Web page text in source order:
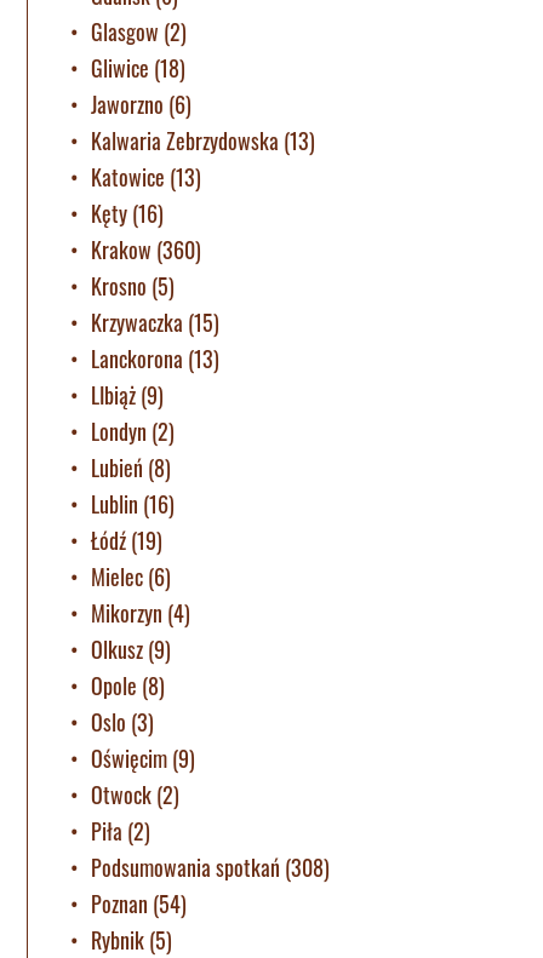
Glasgow (2)
Gliwice (18)
Jaworzno (6)
Kalwaria Zebrzydowska (13)
Katowice (13)
Kęty(16)
Krakow (360)
Krosno (5)
Krzywaczka (15)
Lanckorona (13)
LIbiąż(9)
Londyn (2)
Lubień (8)
Lublin (16)
Łódź(19)
Mielec(6)
Mikorzyn (4)
Olkusz(9)
Opole (8)
Oslo (3)
Oświęcim(9)
Otwock(2)
Piła (2)
Podsumowania spotkań (308)
Poznan (54)
Rybnik(5)